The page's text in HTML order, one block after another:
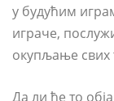
у будућим
играче,
окупљање свих
Да ли ће то